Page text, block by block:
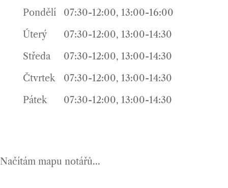
Pondělí
07:30-12:00, 13:00-16:00
Úterý
07:30-12:00, 13:00-14:30
Středa
07:30-12:00, 13:00-14:30
Čtvrtek
07:30-12:00, 13:00-14:30
Pátek
07:30-12:00, 13:00-14:30
Načítám mapu notářů...